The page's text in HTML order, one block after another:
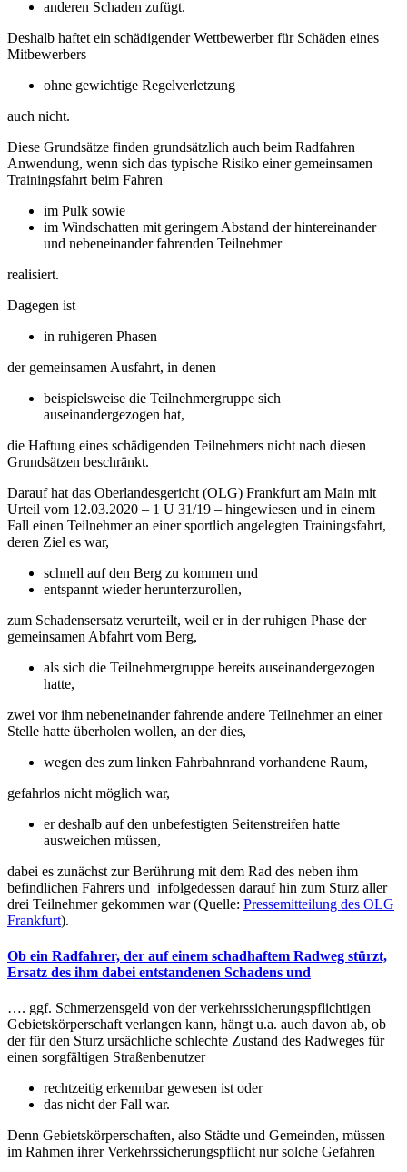
anderen Schaden zufügt.
Deshalb haftet ein schädigender Wettbewerber für Schäden eines
Mitbewerbers
ohne gewichtige Regelverletzung
auch nicht.
Diese Grundsätze finden grundsätzlich auch beim Radfahren
Anwendung, wenn sich das typische Risiko einer gemeinsamen
Trainingsfahrt beim Fahren
im Pulk sowie
im Windschatten mit geringem Abstand der hintereinander
und nebeneinander fahrenden Teilnehmer
realisiert.
Dagegen ist
in ruhigeren Phasen
der gemeinsamen Ausfahrt, in denen
beispielsweise die Teilnehmergruppe sich
auseinandergezogen hat,
die Haftung eines schädigenden Teilnehmers nicht nach diesen
Grundsätzen beschränkt.
Darauf hat das Oberlandesgericht (OLG) Frankfurt am Main mit
Urteil vom 12.03.2020 – 1 U 31/19 – hingewiesen und in einem
Fall einen Teilnehmer an einer sportlich angelegten Trainingsfahrt,
deren Ziel es war,
schnell auf den Berg zu kommen und
entspannt wieder herunterzurollen,
zum Schadensersatz verurteilt, weil er in der ruhigen Phase der
gemeinsamen Abfahrt vom Berg,
als sich die Teilnehmergruppe bereits auseinandergezogen
hatte,
zwei vor ihm nebeneinander fahrende andere Teilnehmer an einer
Stelle hatte überholen wollen, an der dies,
wegen des zum linken Fahrbahnrand vorhandene Raum,
gefahrlos nicht möglich war,
er deshalb auf den unbefestigten Seitenstreifen hatte
ausweichen müssen,
dabei es zunächst zur Berührung mit dem Rad des neben ihm
befindlichen Fahrers und infolgedessen darauf hin zum Sturz aller
drei Teilnehmer gekommen war (Quelle: Pressemitteilung des OLG
Frankfurt).
Ob ein Radfahrer, der auf einem schadhaftem Radweg stürzt,
Ersatz des ihm dabei entstandenen Schadens und
…. ggf. Schmerzensgeld von der verkehrssicherungspflichtigen
Gebietskörperschaft verlangen kann, hängt u.a. auch davon ab, ob
der für den Sturz ursächliche schlechte Zustand des Radweges für
einen sorgfältigen Straßenbenutzer
rechtzeitig erkennbar gewesen ist oder
das nicht der Fall war.
Denn Gebietskörperschaften, also Städte und Gemeinden, müssen
im Rahmen ihrer Verkehrssicherungspflicht nur solche Gefahren